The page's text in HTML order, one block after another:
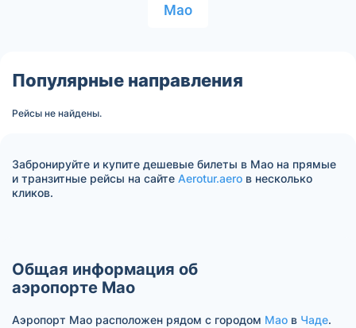
Мао
Популярные направления
Рейсы не найдены.
Забронируйте и купите дешевые билеты в Мао на прямые
и транзитные рейсы на сайте Aerotur.aero в несколько
кликов.
Общая информация об
аэропорте Мао
Аэропорт Мао расположен рядом с городом Мао в Чаде.